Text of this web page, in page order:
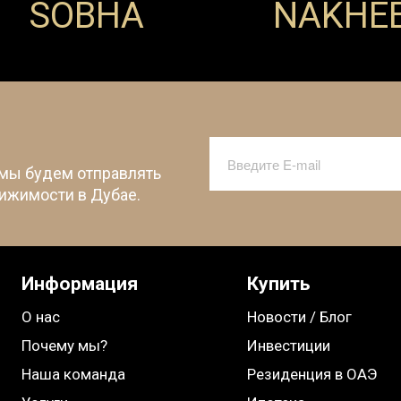
NAKHEEL
будем отправлять
в Дубае.
Информация
О нас
Почему мы?
Наша команда
Купить
Новости / Блог
Инвестиции
Резиденция в ОАЭ